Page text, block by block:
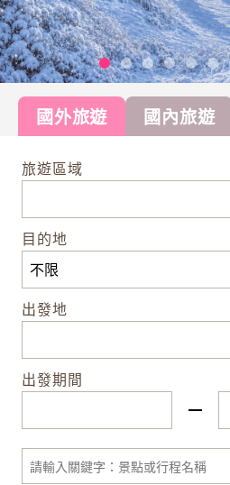
國外旅遊 國內旅遊
旅遊區域
目的地
出發地
出發期間